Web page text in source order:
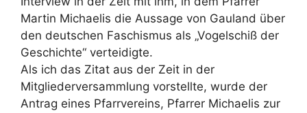
Martin Michaelis die Aussage von Gauland über
den deutschen Faschismus als „Vogelschiß der
Geschichte“ verteidigte.
Als ich das Zitat aus der Zeit in der
Mitgliederversammlung vorstellte, wurde der
Antrag eines Pfarrvereins, Pfarrer Michaelis zur